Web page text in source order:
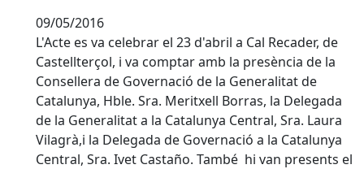
09/05/2016
L'Acte es va celebrar el 23 d'abril a Cal Recader, de
Castellterçol, i va comptar amb la presència de la
Consellera de Governació de la Generalitat de
Catalunya, Hble. Sra. Meritxell Borras, la Delegada
de la Generalitat a la Catalunya Central, Sra. Laura
Vilagrà,i la Delegada de Governació a la Catalunya
Central, Sra. Ivet Castaño. També hi van presents el